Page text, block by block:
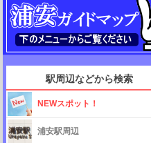
駅周辺などから検索
NEWスポット！
浦安駅周辺